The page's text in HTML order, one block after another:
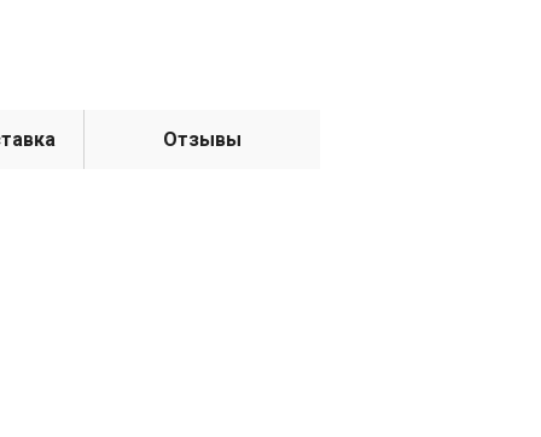
Отзывы